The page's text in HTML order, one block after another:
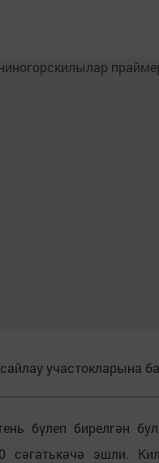
участокларына
бүлеп бирелгән
эшли.